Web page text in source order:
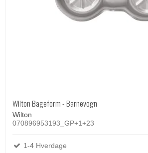
Wilton Bageform - Barnevogn
Wilton
070896953193_GP+1+23
1-4 Hverdage